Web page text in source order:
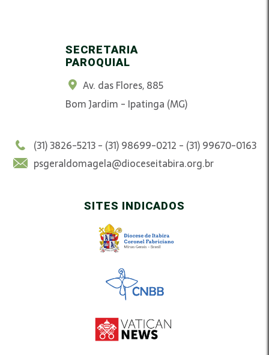
SECRETARIA
PAROQUIAL
Av. das Flores, 885
Bom Jardim - Ipatinga (MG)
(31) 3826-5213 - (31) 98699-0212 - (31) 99670-0163
psgeraldomagela@dioceseitabira.org.br
SITES INDICADOS